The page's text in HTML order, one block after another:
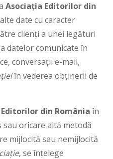
Asociaţia Editorilor din
date cu caracter
clienți a unei legături
datelor comunicate în
conversații e-mail,
în vederea obținerii de
din România în
oricare altă metodă
mijlocită sau nemijlocită
, se înțelege